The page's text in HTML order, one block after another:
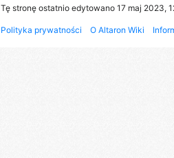
Tę stronę ostatnio edytowano 17 maj 2023,
Polityka prywatności O Altaron Wiki